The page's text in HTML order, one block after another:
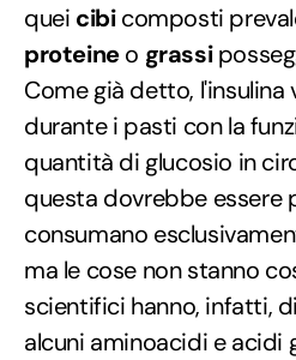
quei cibicomposti
proteineo grassi
Come già detto, l'insulina
durante i pasti con la
quantità di glucosio in
questa dovrebbe
consumano
ma le cose non stanno
scientifici hanno, infatti,
alcuni aminoacidi e acidi